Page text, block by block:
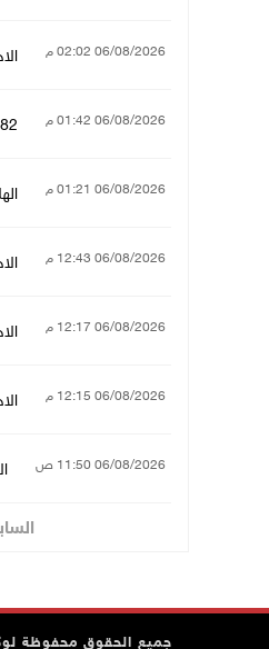
06/08/2026 02:02 م
06/08/2026 01:42 م 73,382 شهيدا
06/08/2026 01:21 م الهلال
06/08/2026 12:43 م الاحتلال
06/08/2026 12:17 م
06/08/2026 12:15 م
06/08/2026 11:50 ص
جميع الحقوق محفوظة